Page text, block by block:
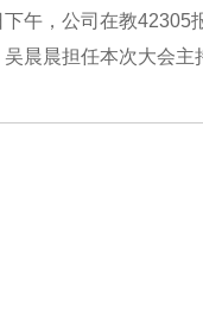
午，公司在教
晨晨担任本次大会